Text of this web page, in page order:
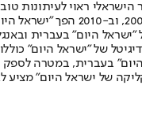
ראוי לעיתונות
תשלום. המהדורה
של "ישראל היום"
היום" בעברית, במטרה
של ישראל היום"